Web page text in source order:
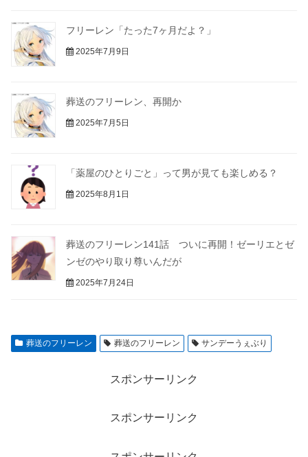
フリーレン「たった7ヶ月だよ？」
2025年7月9日
葬送のフリーレン、再開か
2025年7月5日
「薬屋のひとりごと」って男が見ても楽しめる？
2025年8月1日
葬送のフリーレン141話 ついに再開！ゼーリエとゼ
ンゼのやり取り尊いんだが
2025年7月24日
葬送のフリーレン 葬送のフリーレン サンデーうぇぶり
スポンサーリンク
スポンサーリンク